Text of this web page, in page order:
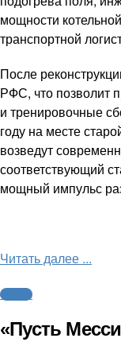
мощности
транспортной
После
РФС, что позволит
и тренировочные
году на месте
возведут
соответствующий
мощный импульс
Читать далее ...
Футбол
«Пусть